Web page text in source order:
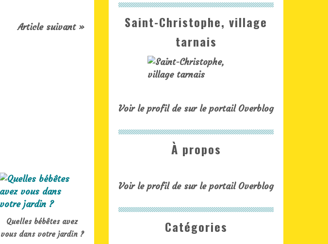
Article suivant »
Quelles bébêtes avez
vous dans votre jardin ?
Catégories
Saint-Christophe, village
tarnais
Voir le profil de sur le portail Overblog
À propos
Voir le profil de sur le portail Overblog